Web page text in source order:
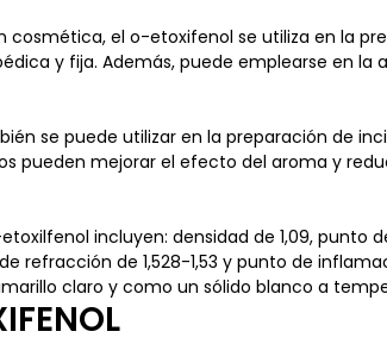
cosmética, el o-etoxifenol se utiliza en la
y fija. Además, puede emplearse en la
se puede utilizar en la preparación de
pueden mejorar el efecto del aroma y
incluyen: densidad de 1,09, punto
refracción de 1,528-1,53 y punto de
claro y como un sólido blanco a